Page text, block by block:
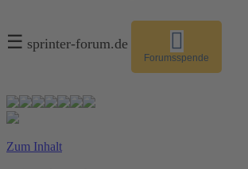
☰ sprinter-forum.de
Forumsspende
Zum Inhalt